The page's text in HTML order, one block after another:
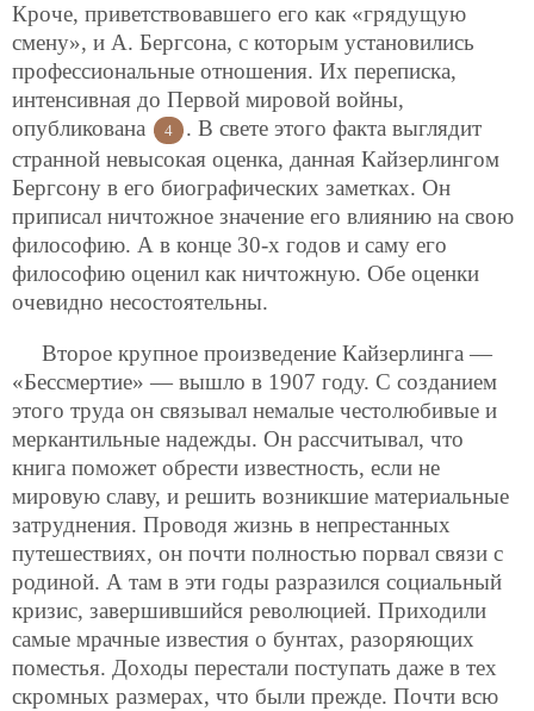
Кроче, приветствовавшего его как «грядущую
смену», и А. Бергсона, с которым установились
профессиональные отношения. Их переписка,
интенсивная до Первой мировой войны,
опубликована
4
. В свете этого факта выглядит
странной невысокая оценка, данная Кайзерлингом
Бергсону в его биографических заметках. Он
приписал ничтожное значение его влиянию на свою
философию. А в конце 30-х годов и саму его
философию оценил как ничтожную. Обе оценки
очевидно несостоятельны.
Второе крупное произведение Кайзерлинга —
«Бессмертие» — вышло в 1907 году. С созданием
этого труда он связывал немалые честолюбивые и
меркантильные надежды. Он рассчитывал, что
книга поможет обрести известность, если не
мировую славу, и решить возникшие материальные
затруднения. Проводя жизнь в непрестанных
путешествиях, он почти полностью порвал связи с
родиной. А там в эти годы разразился социальный
кризис, завершившийся революцией. Приходили
самые мрачные известия о бунтах, разоряющих
поместья. Доходы перестали поступать даже в тех
скромных размерах, что были прежде. Почти всю